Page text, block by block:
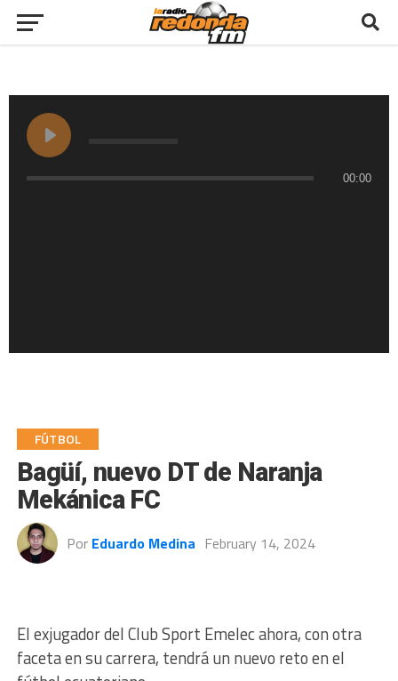
00:00
FÚTBOL
Bagüí, nuevo DT de Naranja
Mekánica FC
Por Eduardo Medina February 14, 2024
El exjugador del Club Sport Emelec ahora, con otra
faceta en su carrera, tendrá un nuevo reto en el